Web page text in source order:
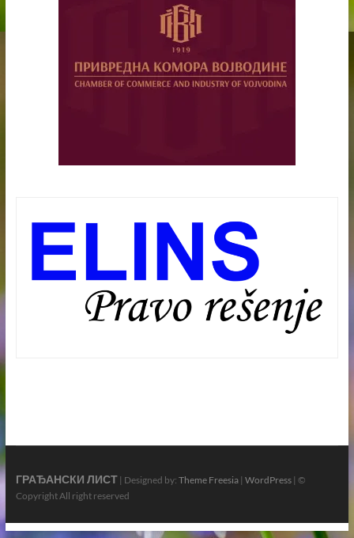
ГРАЂАНСКИ ЛИСТ| Designed by: Theme Freesia| WordPress| ©
Copyright All right reserved